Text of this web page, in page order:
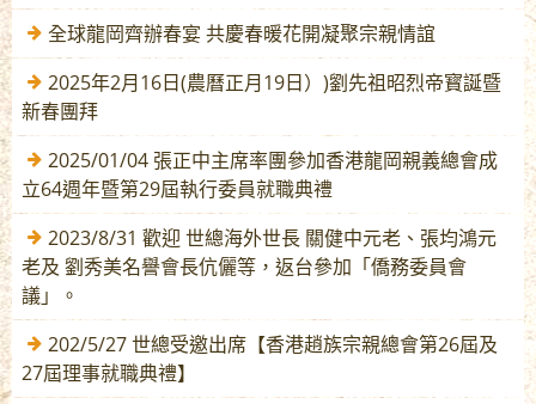
全球龍岡齊辦春宴 共慶春暖花開凝聚宗親情誼
2025年2月16日(農曆正月19日）)劉先祖昭烈帝寳誕暨
新春團拜
2025/01/04 張正中主席率團參加香港龍岡親義總會成
立64週年暨第29屆執行委員就職典禮
2023/8/31 歡迎 世總海外世長 關健中元老、張均鴻元
老及 劉秀美名譽會長伉儷等，返台參加「僑務委員會
議」。
202/5/27 世總受邀出席【香港趙族宗親總會第26屆及
27屆理事就職典禮】